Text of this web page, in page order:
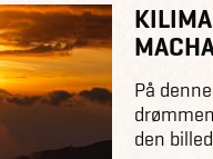
På
den